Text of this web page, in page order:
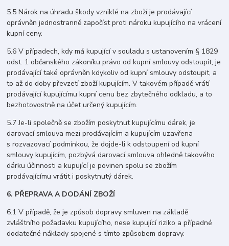
5.5 Nárok na úhradu škody vzniklé na zboží je prodávající
oprávněn jednostranně započíst proti nároku kupujícího na vrácení
kupní ceny.
5.6 V případech, kdy má kupující v souladu s ustanovením § 1829
odst. 1 občanského zákoníku právo od kupní smlouvy odstoupit, je
prodávající také oprávněn kdykoliv od kupní smlouvy odstoupit, a
to až do doby převzetí zboží kupujícím. V takovém případě vrátí
prodávající kupujícímu kupní cenu bez zbytečného odkladu, a to
bezhotovostně na účet určený kupujícím.
5.7 Je-li společně se zbožím poskytnut kupujícímu dárek, je
darovací smlouva mezi prodávajícím a kupujícím uzavřena
s rozvazovací podmínkou, že dojde-li k odstoupení od kupní
smlouvy kupujícím, pozbývá darovací smlouva ohledně takového
dárku účinnosti a kupující je povinen spolu se zbožím
prodávajícímu vrátit i poskytnutý dárek.
6. PŘEPRAVA A DODÁNÍ ZBOŽÍ
6.1 V případě, že je způsob dopravy smluven na základě
zvláštního požadavku kupujícího, nese kupující riziko a případné
dodatečné náklady spojené s tímto způsobem dopravy.